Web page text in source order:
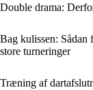
Double drama:
Bag kulissen: Sådan
store turneringer
Træning af